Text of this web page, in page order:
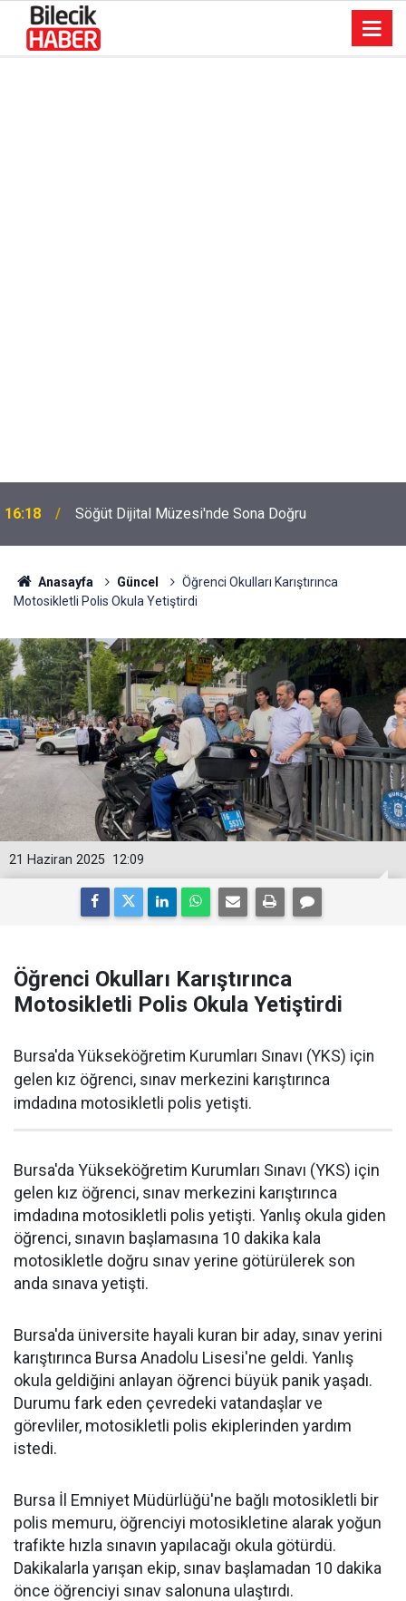
16:18 Söğüt Dijital Müzesi'nde Sona Doğru
Anasayfa Güncel
Öğrenci Okulları Karıştırınca
Motosikletli Polis Okula Yetiştirdi
12:09
21 Haziran 2025
Öğrenci Okulları Karıştırınca
Motosikletli Polis Okula Yetiştirdi
Bursa'da Yükseköğretim Kurumları Sınavı (YKS) için
gelen kız öğrenci, sınav merkezini karıştırınca
imdadına motosikletli polis yetişti.
Bursa'da Yükseköğretim Kurumları Sınavı (YKS) için
gelen kız öğrenci, sınav merkezini karıştırınca
imdadına motosikletli polis yetişti. Yanlış okula giden
öğrenci, sınavın başlamasına 10 dakika kala
motosikletle doğru sınav yerine götürülerek son
anda sınava yetişti.
Bursa'da üniversite hayali kuran bir aday, sınav yerini
karıştırınca Bursa Anadolu Lisesi'ne geldi. Yanlış
okula geldiğini anlayan öğrenci büyük panik yaşadı.
Durumu fark eden çevredeki vatandaşlar ve
görevliler, motosikletli polis ekiplerinden yardım
istedi.
Bursa İl Emniyet Müdürlüğü'ne bağlı motosikletli bir
polis memuru, öğrenciyi motosikletine alarak yoğun
trafikte hızla sınavın yapılacağı okula götürdü.
Dakikalarla yarışan ekip, sınav başlamadan 10 dakika
önce öğrenciyi sınav salonuna ulaştırdı.